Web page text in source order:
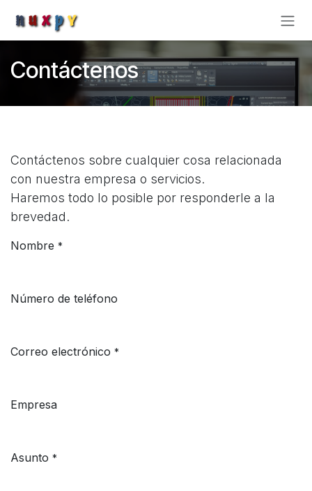
Contáctenos
Contáctenos sobre cualquier cosa relacionada
con nuestra empresa o servicios.
Haremos todo lo posible por responderle a la
brevedad.
Nombre *
Número de teléfono
Correo electrónico *
Empresa
Asunto *